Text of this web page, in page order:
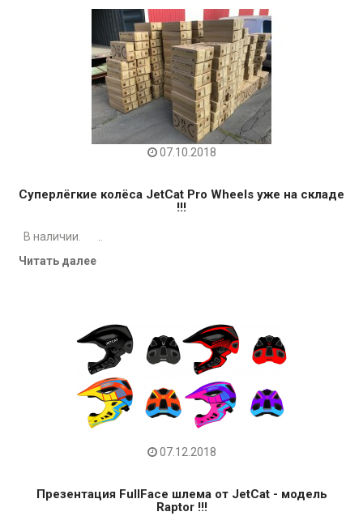
07.10.2018
Суперлёгкие колёса JetCat Pro Wheels уже на складе
!!!
В наличии. ..
Читать далее
07.12.2018
Презентация FullFace шлема от JetCat - модель
Raptor !!!